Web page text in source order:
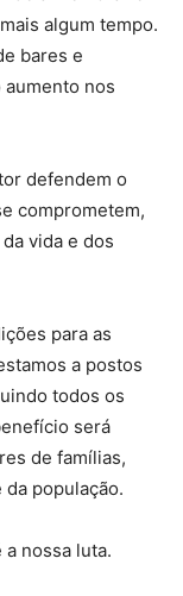
algum tempo.
bares e
nos
defendem o
comprometem,
vida e dos
para as
a postos
todos os
será
de famílias,
da população.
nossa luta.